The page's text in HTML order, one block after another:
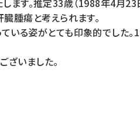
ます。推定33歳（1988年4月
腫瘍と考えられます。
いる姿がとても印象的でした
ざいました。